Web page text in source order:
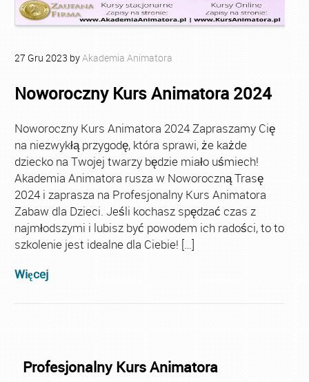
27 Gru 2023 byAkademia Animatora
Noworoczny Kurs Animatora 2024
Noworoczny Kurs Animatora 2024 Zapraszamy Cię
na niezwykłą przygodę, która sprawi, że każde
dziecko na Twojej twarzy będzie miało uśmiech!
Akademia Animatora rusza w Noworoczną Trasę
2024 i zaprasza na Profesjonalny Kurs Animatora
Zabaw dla Dzieci. Jeśli kochasz spędzać czas z
najmłodszymi i lubisz być powodem ich radości, to to
szkolenie jest idealne dla Ciebie! […]
Więcej
Profesjonalny Kurs Animatora